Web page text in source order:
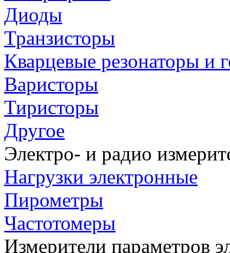
Диоды
Транзисторы
Кварцевые резонаторы и
Варисторы
Тиристоры
Другое
Электро- и радио
Нагрузки электронные
Пирометры
Частотомеры
Измерители параметров